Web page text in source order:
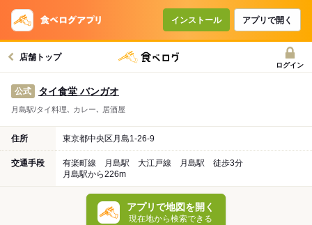
インストール アプリで開く
店舗トップ
ログイン
公式 タイ食堂 バンガオ
月島駅/タイ料理､ カレー､ 居酒屋
住所 東京都中央区月島1-26-9
交通手段
有楽町線 月島駅 大江戸線 月島駅 徒歩3分
月島駅から226m
アプリで地図を開く
現在地から検索できる